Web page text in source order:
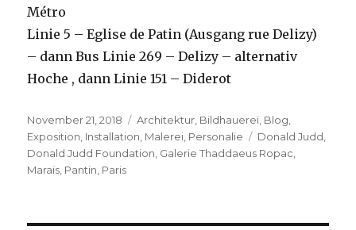
Métro
Linie 5 – Eglise de Patin (Ausgang rue Delizy)
– dann Bus Linie 269 – Delizy – alternativ
Hoche , dann Linie 151 – Diderot
Veröffentlicht
am
November 21, 2018 Kategorien
Architektur, Bildhauerei, Blog,
Exposition, Installation, Malerei, Personalie Schlagwörter
Donald Judd,
Donald Judd Foundation, Galerie Thaddaeus Ropac,
Marais, Pantin, Paris